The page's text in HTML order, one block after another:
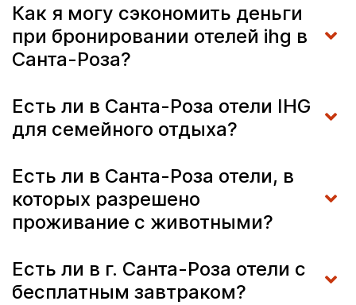
Как я могу сэкономить деньги
при бронировании отелей ihg в
Санта-Роза?
Есть ли в Санта-Роза отели IHG
для семейного отдыха?
Есть ли в Санта-Роза отели, в
которых разрешено
проживание с животными?
Есть ли в г. Санта-Роза отели с
бесплатным завтраком?